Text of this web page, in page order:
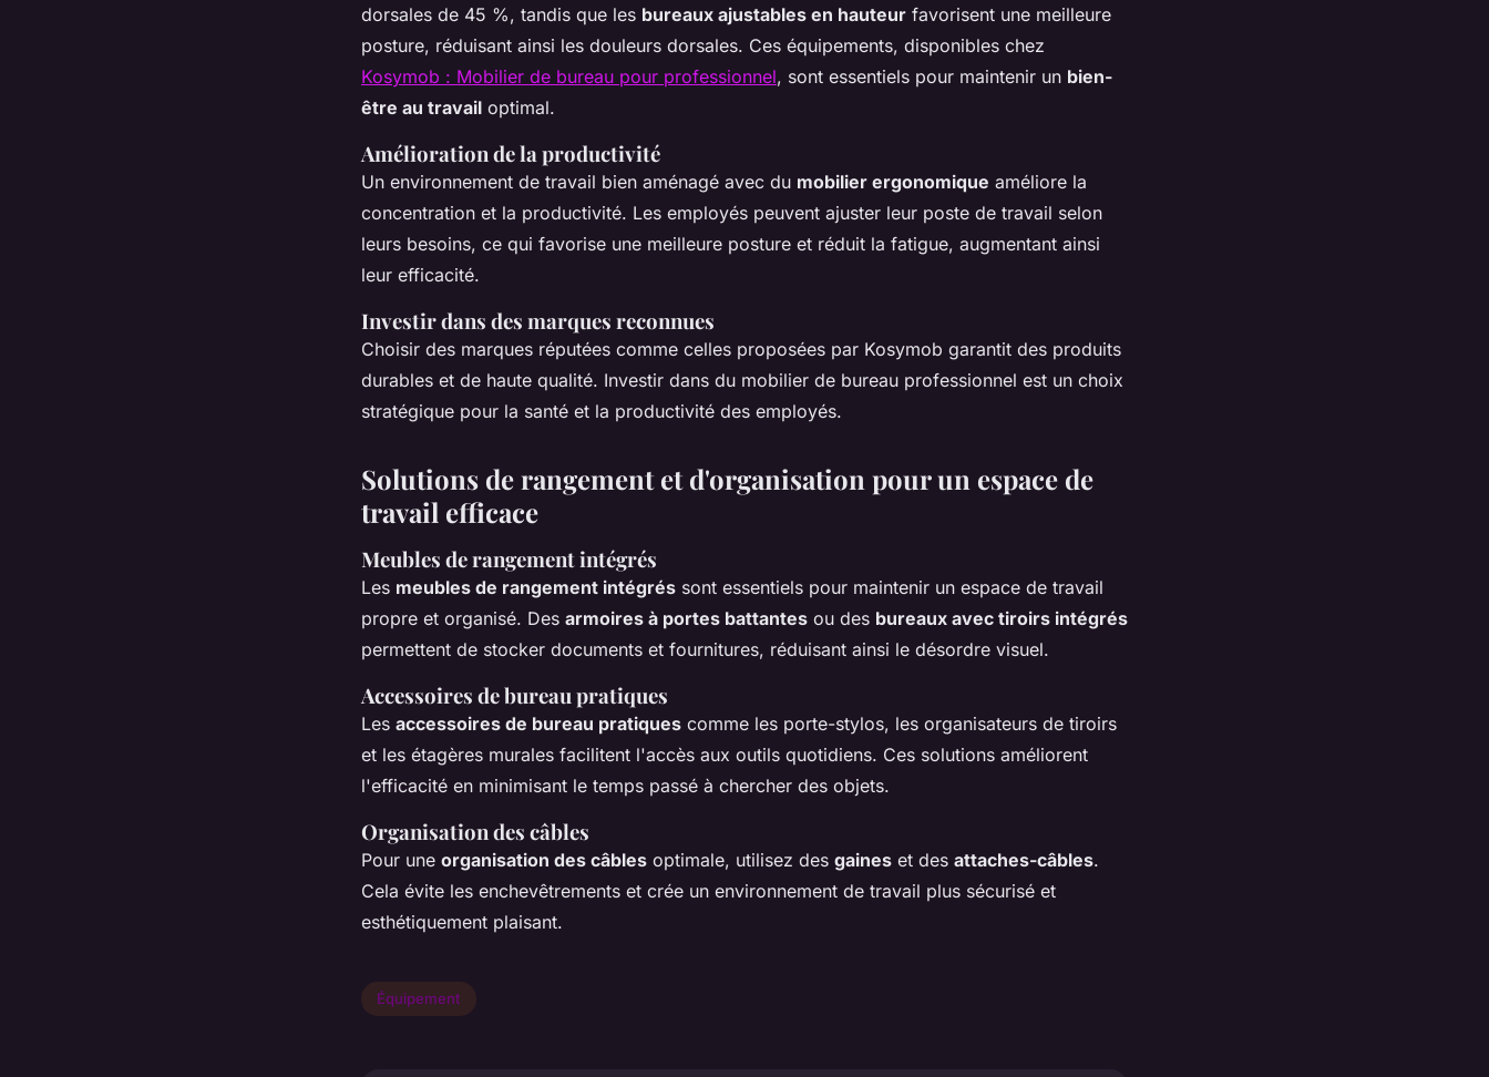
dorsales de 45 %, tandis que les bureaux ajustables en hauteur favorisent une meilleure
posture, réduisant ainsi les douleurs dorsales. Ces équipements, disponibles chez
Kosymob : Mobilier de bureau pour professionnel, sont essentiels pour maintenir un bien-
être au travail optimal.
Amélioration de la productivité
Un environnement de travail bien aménagé avec du mobilier ergonomique améliore la
concentration et la productivité. Les employés peuvent ajuster leur poste de travail selon
leurs besoins, ce qui favorise une meilleure posture et réduit la fatigue, augmentant ainsi
leur efficacité.
Investir dans des marques reconnues
Choisir des marques réputées comme celles proposées par Kosymob garantit des produits
durables et de haute qualité. Investir dans du mobilier de bureau professionnel est un choix
stratégique pour la santé et la productivité des employés.
Solutions de rangement et d'organisation pour un espace de
travail efficace
Meubles de rangement intégrés
Les meubles de rangement intégrés sont essentiels pour maintenir un espace de travail
propre et organisé. Des armoires à portes battantes ou des bureaux avec tiroirs intégrés
permettent de stocker documents et fournitures, réduisant ainsi le désordre visuel.
Accessoires de bureau pratiques
Les accessoires de bureau pratiques comme les porte-stylos, les organisateurs de tiroirs
et les étagères murales facilitent l'accès aux outils quotidiens. Ces solutions améliorent
l'efficacité en minimisant le temps passé à chercher des objets.
Organisation des câbles
Pour une organisation des câbles optimale, utilisez des gaines et des attaches-câbles.
Cela évite les enchevêtrements et crée un environnement de travail plus sécurisé et
esthétiquement plaisant.
Équipement